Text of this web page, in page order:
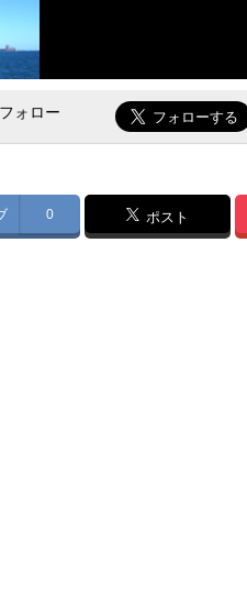
ォロー
0 ポスト